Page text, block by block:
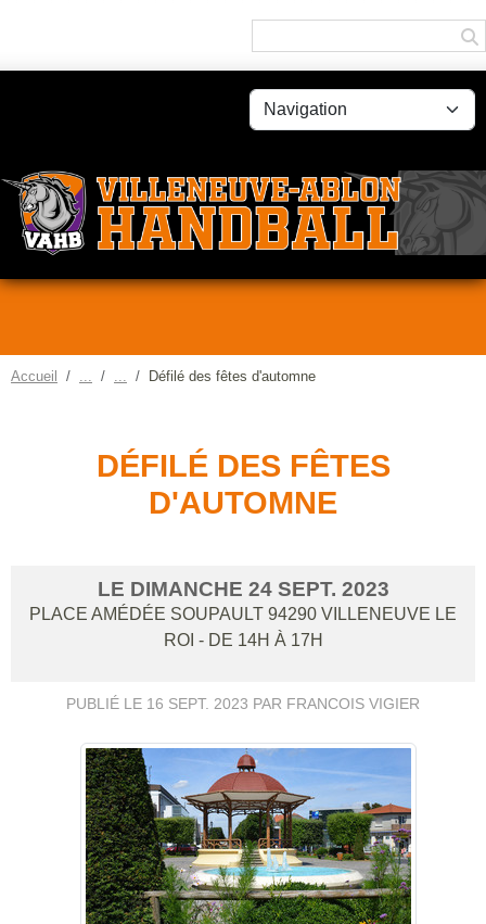
Accueil Défilé des fêtes d'automne
DÉFILÉ DES FÊTES
D'AUTOMNE
LE DIMANCHE 24 SEPT. 2023
PLACE AMÉDÉE SOUPAULT 94290 VILLENEUVE LE
ROI - DE 14H À 17H
PUBLIÉ LE 16 SEPT. 2023 PAR FRANCOIS VIGIER